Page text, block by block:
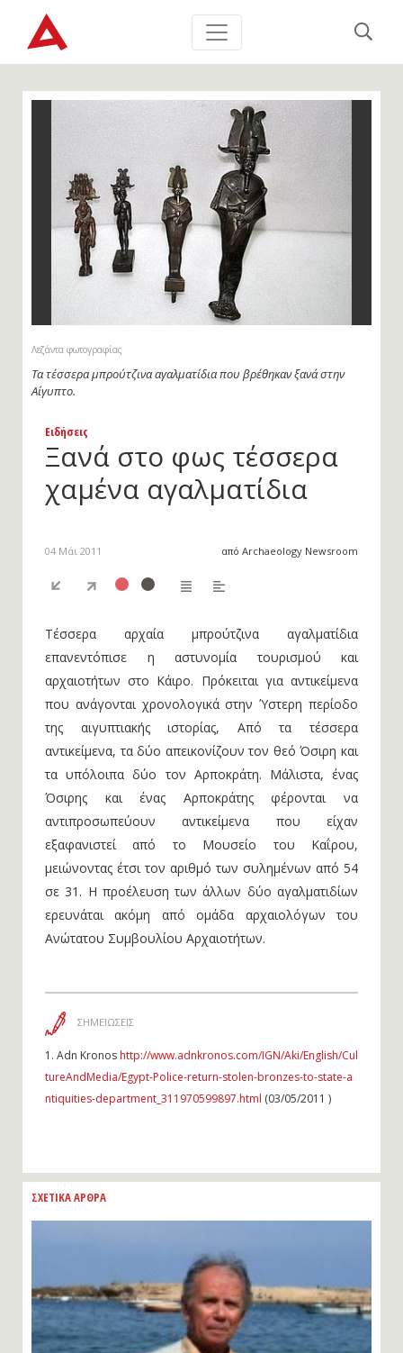
Λεζάντα φωτογραφίας
Τα τέσσερα μπρούτζινα αγαλματίδια που βρέθηκαν ξανά στην
Αίγυπτο.
Ειδήσεις
Ξανά στο φως τέσσερα
χαμένα αγαλματίδια
04 Μάι 2011 από Archaeology Newsroom
Τέσσερα αρχαία μπρούτζινα αγαλματίδια
επανεντόπισε η αστυνομία τουρισμού και
αρχαιοτήτων στο Κάιρο. Πρόκειται για αντικείμενα
που ανάγονται χρονολογικά στην Ύστερη περίοδο
της αιγυπτιακής ιστορίας, Από τα τέσσερα
αντικείμενα, τα δύο απεικονίζουν τον θεό Όσιρη και
τα υπόλοιπα δύο τον Αρποκράτη. Μάλιστα, ένας
Όσιρης και ένας Αρποκράτης φέρονται να
αντιπροσωπεύουν αντικείμενα που είχαν
εξαφανιστεί από το Μουσείο του Καΐρου,
μειώνοντας έτσι τον αριθμό των συλημένων από 54
σε 31. Η προέλευση των άλλων δύο αγαλματιδίων
ερευνάται ακόμη από ομάδα αρχαιολόγων του
Ανώτατου Συμβουλίου Αρχαιοτήτων.
ΣΗΜΕΙΩΣΕΙΣ
1. Adn Kronos http://www.adnkronos.com/IGN/Aki/English/Cul
tureAndMedia/Egypt-Police-return-stolen-bronzes-to-state-a
ntiquities-department_311970599897.html (03/05/2011 )
ΣΧΕΤΙΚΑ ΑΡΘΡΑ